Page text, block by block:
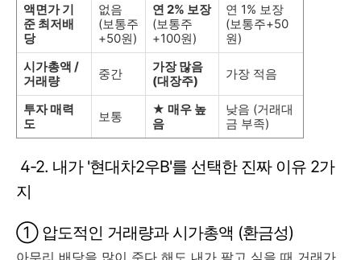
액면가 기
준 최저배
당
없음
(보통주
+50원)
연 2% 보장
(보통주
+100원)
연 1% 보장
(보통주+50
원)
시가총액 /
거래량
중간
가장 많음
(대장주)
가장 적음
투자 매력
도
보통
★ 매우 높
음
낮음 (거래대
금 부족)
4-2. 내가 '현대차2우B'를 선택한 진짜 이유 2가
지
① 압도적인 거래량과 시가총액 (환금성)
아무리 배당을 많이 준다 해도 내가 팔고 싶을 때 거래가